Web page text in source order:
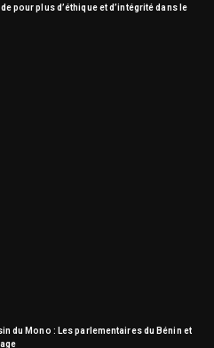
pour plus d’éthique et d’intégrité dans le
du Mono : Les parlementaires du Bénin et